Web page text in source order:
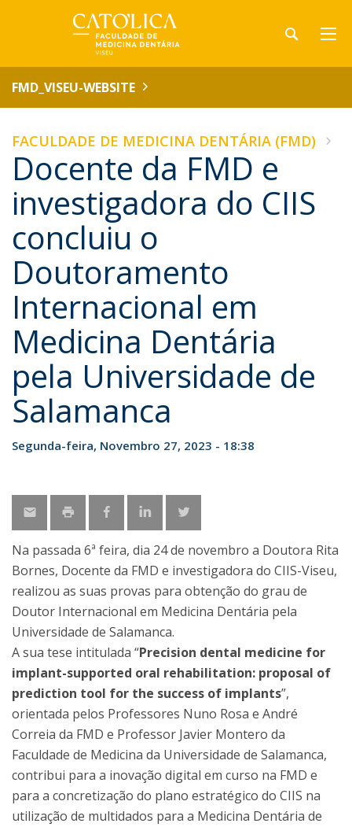
FMD_VISEU-WEBSITE
FACULDADE DE MEDICINA DENTÁRIA (FMD)
Docente da FMD e
investigadora do CIIS
concluiu o
Doutoramento
Internacional em
Medicina Dentária
pela Universidade de
Salamanca
Segunda-feira, Novembro 27, 2023 - 18:38
Na passada 6ª feira, dia 24 de novembro a Doutora Rita
Bornes, Docente da FMD e investigadora do CIIS-Viseu,
realizou as suas provas para obtenção do grau de
Doutor Internacional em Medicina Dentária pela
Universidade de Salamanca.
A sua tese intitulada “Precision dental medicine for
implant-supported oral rehabilitation: proposal of
prediction tool for the success of implants”,
orientada pelos Professores Nuno Rosa e André
Correia da FMD e Professor Javier Montero da
Faculdade de Medicina da Universidade de Salamanca,
contribui para a inovação digital em curso na FMD e
para a concretização do plano estratégico do CIIS na
utilização de multidados para a Medicina Dentária de